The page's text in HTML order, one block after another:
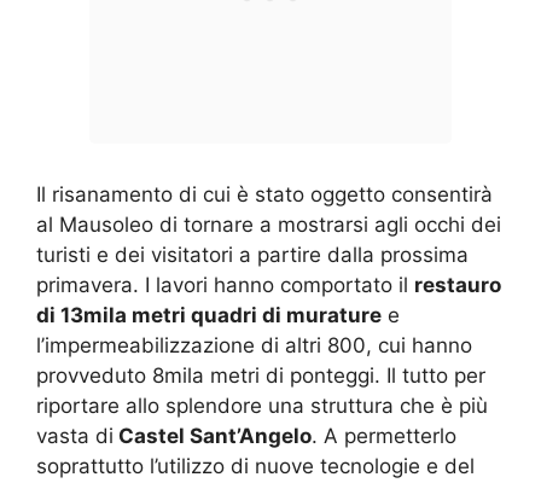
Il risanamento di cui è stato oggetto consentirà
al Mausoleo di tornare a mostrarsi agli occhi dei
turisti e dei visitatori a partire dalla prossima
primavera. I lavori hanno comportato il restauro
di 13mila metri quadri di murature e
l’impermeabilizzazione di altri 800, cui hanno
provveduto 8mila metri di ponteggi. Il tutto per
riportare allo splendore una struttura che è più
vasta di Castel Sant’Angelo. A permetterlo
soprattutto l’utilizzo di nuove tecnologie e del